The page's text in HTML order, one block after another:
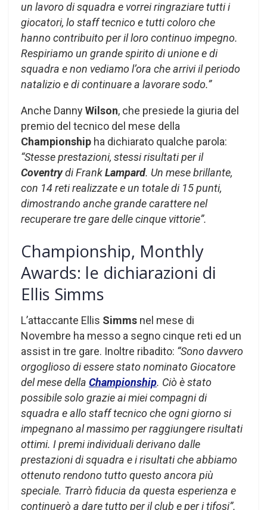
un lavoro di squadra e vorrei ringraziare tutti i
giocatori, lo staff tecnico e tutti coloro che
hanno contribuito per il loro continuo impegno.
Respiriamo un grande spirito di unione e di
squadra e non vediamo l’ora che arrivi il periodo
natalizio e di continuare a lavorare sodo.”
Anche DannyWilson, che presiede la giuria del
premio del tecnico del mese della
Championship ha dichiarato qualche parola:
“Stesse prestazioni, stessi risultati per il
Coventrydi FrankLampard. Un mese brillante,
con 14 reti realizzate e un totale di 15 punti,
dimostrando anche grande carattere nel
recuperare tre gare delle cinque vittorie”.
Championship, Monthly
Awards: le dichiarazioni di
Ellis Simms
L’attaccante Ellis Simms nel mese di
Novembre ha messo a segno cinque reti ed un
assist in tre gare. Inoltre ribadito: “Sono davvero
orgoglioso di essere stato nominato Giocatore
del mese della Championship. Ciò è stato
possibile solo grazie ai miei compagni di
squadra e allo staff tecnico che ogni giorno si
impegnano al massimo per raggiungere risultati
ottimi. I premi individuali derivano dalle
prestazioni di squadra e i risultati che abbiamo
ottenuto rendono tutto questo ancora più
speciale. Trarrò fiducia da questa esperienza e
continuerò a dare tutto per il club e per i tifosi”.